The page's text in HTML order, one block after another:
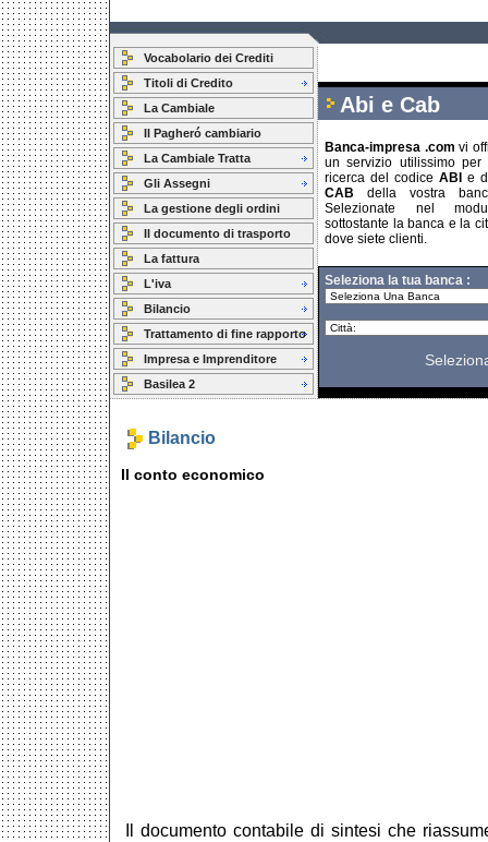
Vocabolario dei Crediti
Titoli di Credito
La Cambiale
Il Pagheró cambiario
La Cambiale Tratta
Gli Assegni
La gestione degli ordini
Il documento di trasporto
La fattura
L'iva
Bilancio
Trattamento di fine rapporto
Impresa e Imprenditore
Basilea 2
Abi e Cab
Banca-impresa .com vi
un servizio utilissimo per
ricerca del codice ABI
e
CAB della vostra
Selezionate nel
sottostante la banca e la
dove siete clienti.
Seleziona la tua banca :
Bilancio
Il conto economico
Il documento contabile di sintesi che